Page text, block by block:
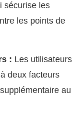
sécurise les
les points de
: Les utilisateurs
deux facteurs
au